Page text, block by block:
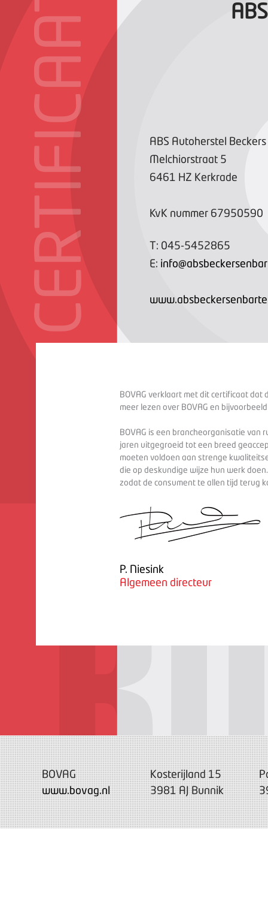
CERTIFICAAT
ABS Autoherstel
Melchiorstraat 5
6461 HZ Kerkrade
KvK nummer 67950590
T: 045-5452865
E:
BOVAG verklaart met dit certificaat dat
meer lezen over BOVAG en
BOVAG is een brancheorganisatie van
jaren uitgegroeid tot een breed
moeten voldoen aan strenge
die op deskundige wijze hun werk
zodat de consument te allen tijd terug
P. Niesink
Algemeen directeur
BOVAG
www.bovag.nl
Kosterijland 15
3981 AJ Bunnik